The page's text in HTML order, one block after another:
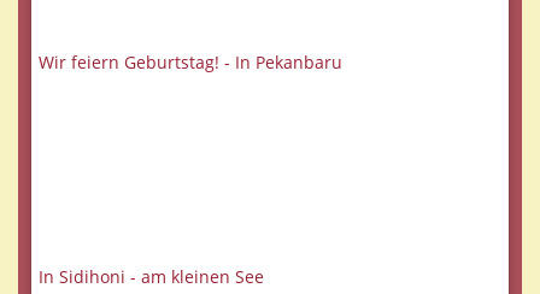
Wir feiern Geburtstag! - In Pekanbaru
In Sidihoni - am kleinen See